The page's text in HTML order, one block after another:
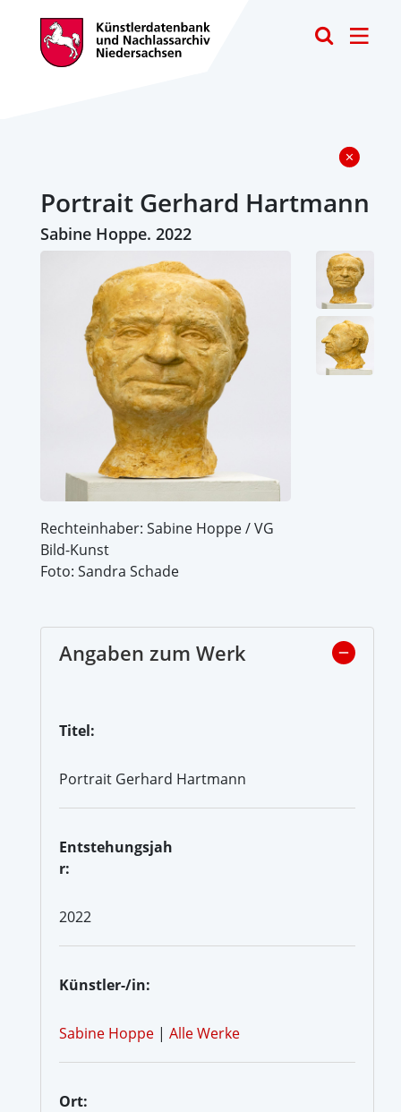
Portrait Gerhard Hartmann
Sabine Hoppe. 2022
Rechteinhaber: Sabine Hoppe / VG
Bild-Kunst
Foto: Sandra Schade
Angaben zum Werk
Titel:
Portrait Gerhard Hartmann
Entstehungsjah
r:
2022
Künstler-/in:
Sabine Hoppe | Alle Werke
Ort: